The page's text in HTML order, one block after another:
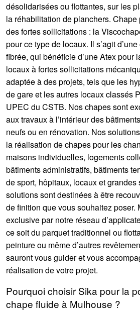
désolidarisées ou flottantes, sur les
la réhabilitation de planchers.
des fortes sollicitations : la
pour ce type de locaux. Il s’agit
fibrée, qui bénéficie d’une Atex pour
locaux à fortes sollicitations
adaptée à des projets, tels que les
de gare et les autres locaux classés
UPEC du CSTB. Nos chapes sont
aux travaux à l’intérieur des
neufs ou en rénovation. Nos
la réalisation de chapes pour les
maisons individuelles, logements
bâtiments administratifs, bâtiments
de sport, hôpitaux, locaux et
solutions sont destinées à être
de finition que vous souhaitez
exclusive par notre réseau
ce soit du parquet traditionnel ou
peinture ou même d’autres
sauront vous guider et vous
réalisation de votre projet.
Pourquoi choisir Sika pour la
chape fluide à Mulhouse ?